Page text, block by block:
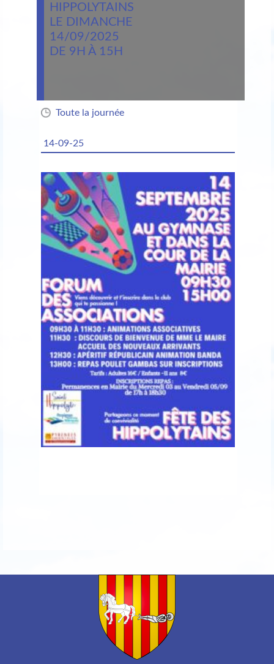
HIPPOLYTAINS
LE DIMANCHE
14/09/2025
DE 9H À 15H
Toute la journée
14-09-25